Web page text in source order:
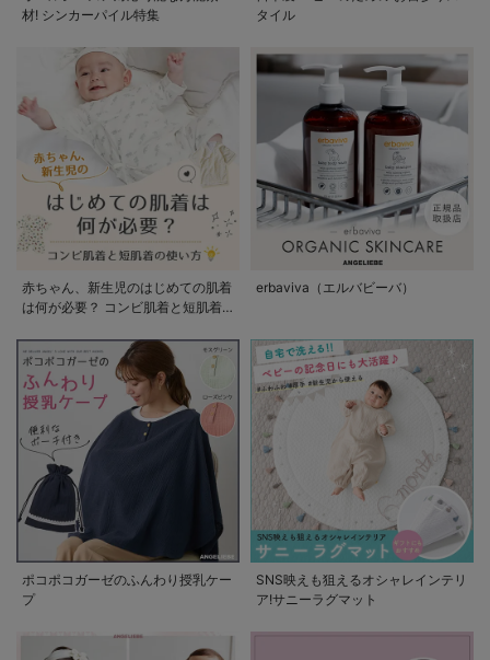
材! シンカーパイル特集
タイル
赤ちゃん、新生児のはじめての肌着
は何が必要？ コンビ肌着と短肌着
erbaviva（エルバビーバ）
ポコポコガーゼのふんわり授乳ケー
プ
SNS映えも狙えるオシャレインテリ
ア!サニーラグマット